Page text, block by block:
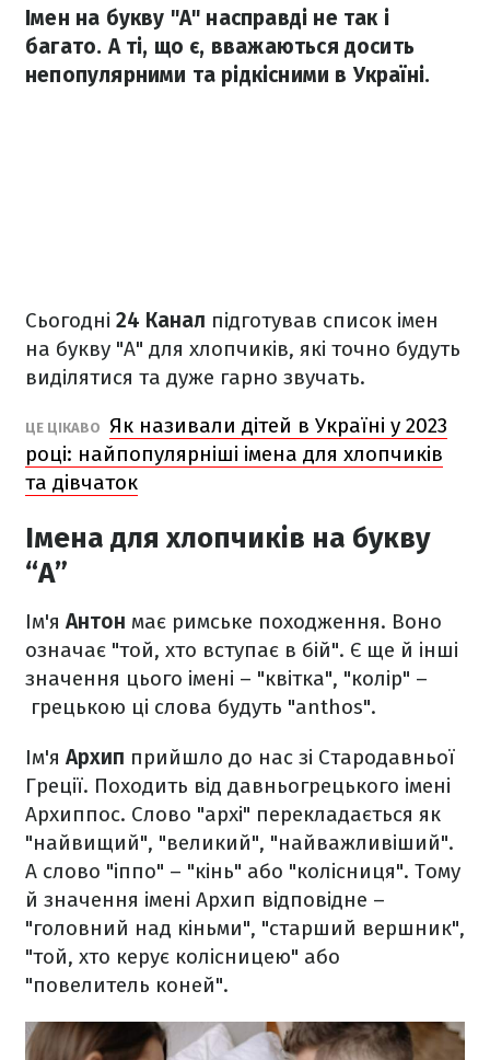
Імен на букву "А" насправді не так і
багато. А ті, що є, вважаються досить
непопулярними та рідкісними в Україні.
Сьогодні 24 Канал підготував список імен
на букву "А" для хлопчиків, які точно будуть
виділятися та дуже гарно звучать.
ЦЕ ЦІКАВО Як називали дітей в Україні у 2023
році: найпопулярніші імена для хлопчиків
та дівчаток
Імена для хлопчиків на букву
“А”
Ім'я Антон має римське походження. Воно
означає "той, хто вступає в бій". Є ще й інші
значення цього імені – "квітка", "колір" –
грецькою ці слова будуть "anthos".
Ім'я Архип прийшло до нас зі Стародавньої
Греції. Походить від давньогрецького імені
Архиппос. Слово "архі" перекладається як
"найвищий", "великий", "найважливіший".
А слово "іппо" – "кінь" або "колісниця". Тому
й значення імені Архип відповідне –
"головний над кіньми", "старший вершник",
"той, хто керує колісницею" або
"повелитель коней".